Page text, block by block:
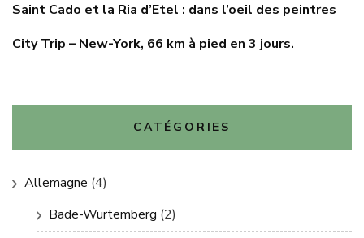
Saint Cado et la Ria d’Etel : dans l’oeil des peintres
City Trip – New-York, 66 km à pied en 3 jours.
CATÉGORIES
Allemagne (4)
Bade-Wurtemberg (2)